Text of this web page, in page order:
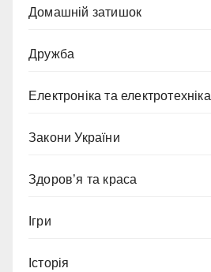
Домашній затишок
Дружба
Електроніка та електротехніка
Закони України
Здоров’я та краса
Ігри
Історія